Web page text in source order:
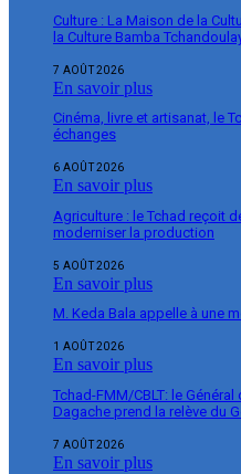
Culture : La Maison de la
la Culture Bamba
7 AOÛT 2026
En savoir plus
Cinéma, livre et artisanat, le
échanges
6 AOÛT 2026
En savoir plus
Agriculture : le Tchad reçoit
moderniser la production
5 AOÛT 2026
En savoir plus
M. Keda Bala appelle à une
1 AOÛT 2026
En savoir plus
Tchad-FMM/CBLT: le
Dagache prend la relève du
7 AOÛT 2026
En savoir plus